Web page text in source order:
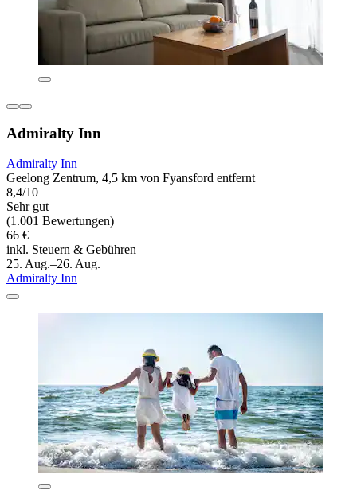
Admiralty Inn
Admiralty Inn
Geelong Zentrum, 4,5 km von Fyansford entfernt
8,4/10
Sehr gut
(1.001 Bewertungen)
66 €
inkl. Steuern & Gebühren
25. Aug.–26. Aug.
Admiralty Inn